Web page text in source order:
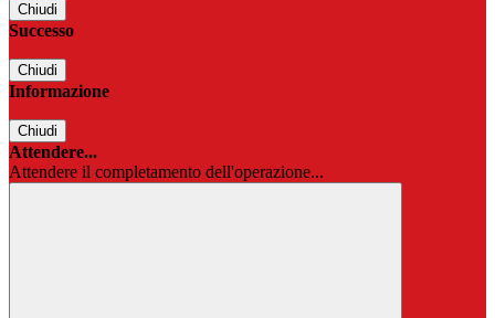
Chiudi
Successo
Chiudi
Informazione
Chiudi
Attendere...
Attendere il completamento dell'operazione...